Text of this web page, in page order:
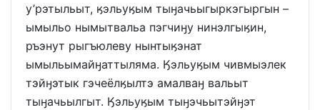
у’рэтыльыт, ӄэльуӄым тыӈачьыгыркэгыргын –
ымыльо нымытвальа пэгчиӈу нинэлгыӄин,
ръэнут рыгъюлеву нынтыӄэнат
ымыльымайӈаттыляма. Ӄэльуӄым чивмыэлек
тэйӈэтык гэчеёлӄылтэ амалваӈ вальыт
тыӈачьылгыт. Ӄэльуӄым тыӈэчьытэйӈэт